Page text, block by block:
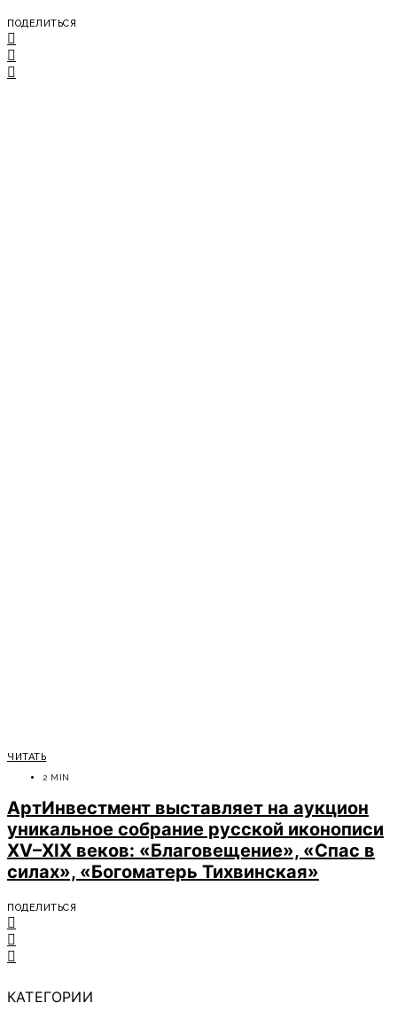
ПОДЕЛИТЬСЯ
ЧИТАТЬ
2 MIN
АртИнвестмент выставляет на аукцион
уникальное собрание русской иконописи
XV–XIX веков: «Благовещение», «Спас в
силах», «Богоматерь Тихвинская»
ПОДЕЛИТЬСЯ
КАТЕГОРИИ